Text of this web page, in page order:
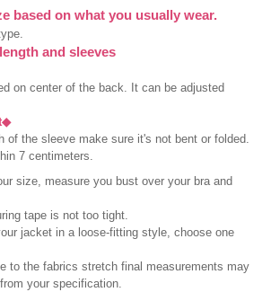
based on what you usually wear.
and sleeves
on center of the back. It can be adjusted
of the sleeve make sure it's not bent or folded.
7 centimeters.
size, measure you bust over your bra and
tape is not too tight.
jacket in a loose-fitting style, choose one
to the fabrics stretch final measurements may
your specification.